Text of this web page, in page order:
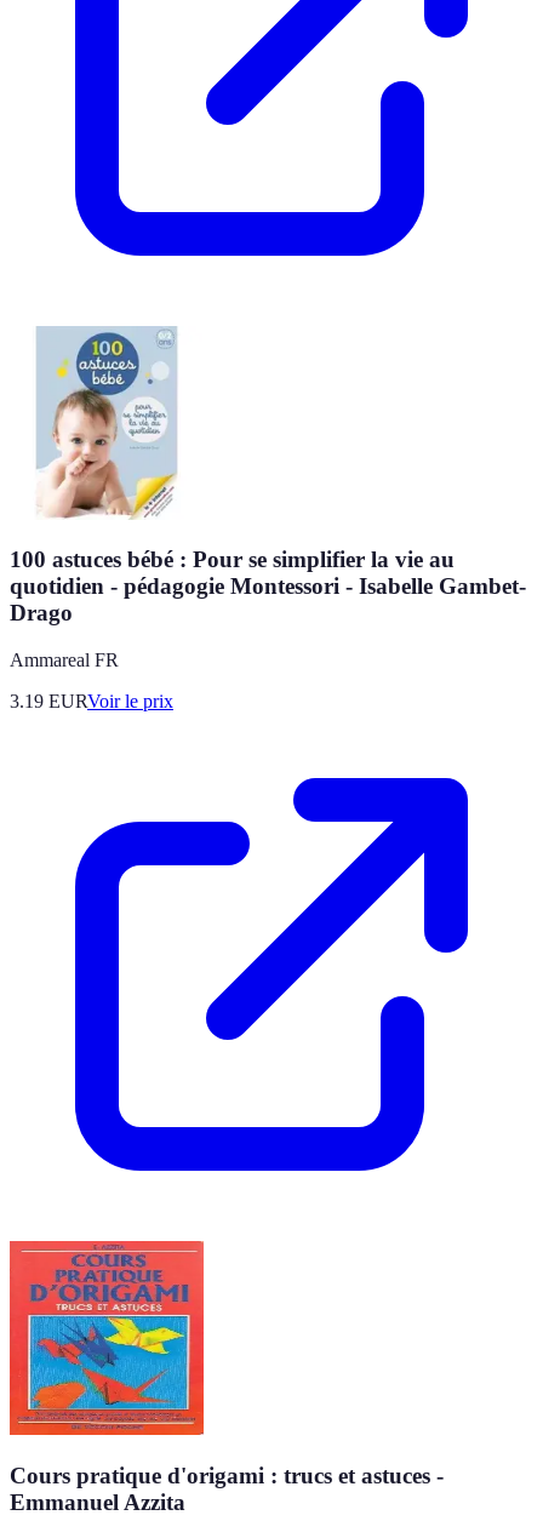
100 astuces bébé : Pour se simplifier la vie au
quotidien - pédagogie Montessori - Isabelle Gambet-
Drago
Ammareal FR
3.19 EURVoir le prix
Cours pratique d'origami : trucs et astuces -
Emmanuel Azzita